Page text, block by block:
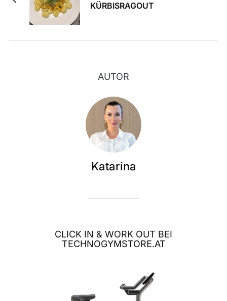
KÜRBISRAGOUT
AUTOR
Katarina
CLICK IN & WORK OUT BEI
TECHNOGYMSTORE.AT